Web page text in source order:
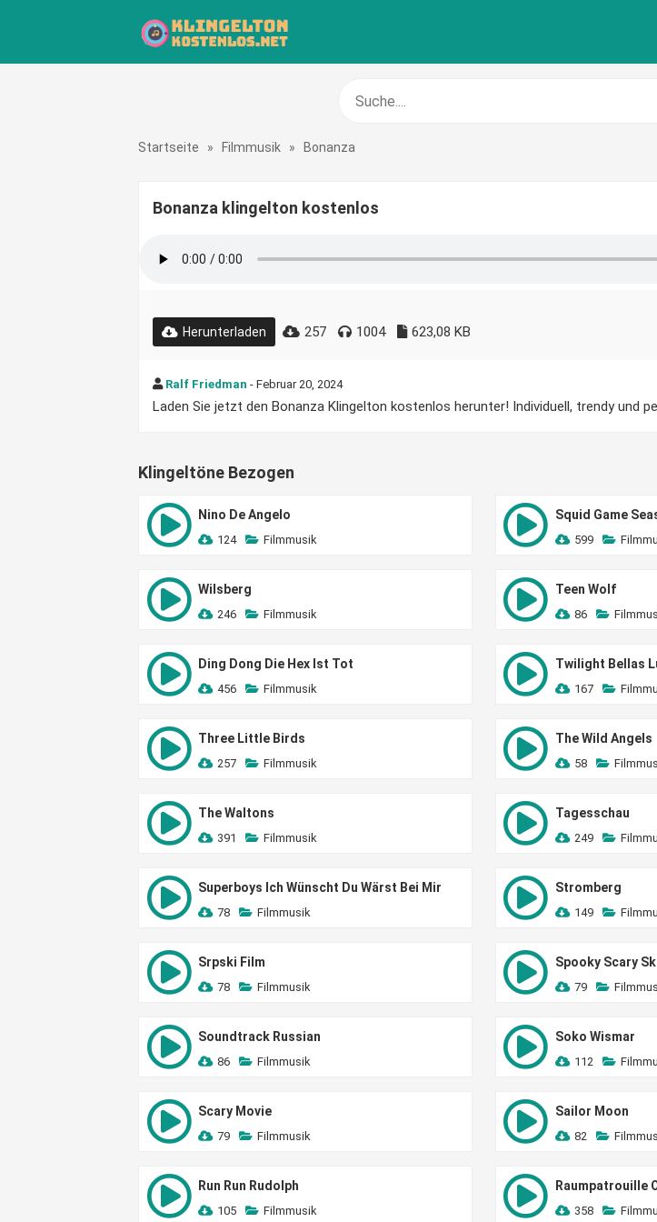
Startseite » Filmmusik » Bonanza
Bonanza klingelton kostenlos
Herunterladen 257 1004 623,08 KB
Ralf Friedman - Februar 20, 2024
Laden Sie jetzt den Bonanza Klingelton kostenlos herunter! Individuell, trendy und
Klingeltöne Bezogen
Nino De Angelo
124 Filmmusik
Squid Game
599
Wilsberg
246 Filmmusik
Teen Wolf
86
Ding Dong Die Hex Ist Tot
456 Filmmusik
Twilight Bellas
167
Three Little Birds
257 Filmmusik
The Wild Angels
58
The Waltons
391 Filmmusik
Tagesschau
249
Superboys Ich Wünscht Du Wärst Bei Mir
78 Filmmusik
Stromberg
149
Srpski Film
78 Filmmusik
Spooky Scary
79
Soundtrack Russian
86 Filmmusik
Soko Wismar
112
Scary Movie
79 Filmmusik
Sailor Moon
82
Run Run Rudolph
105 Filmmusik
Raumpatrouille
358